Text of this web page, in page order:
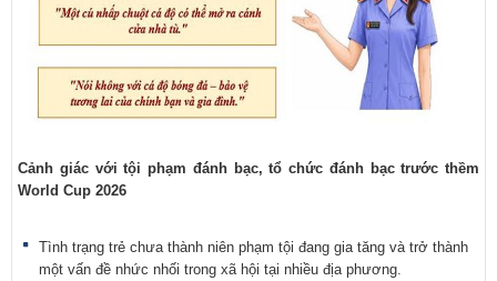
Cảnh giác với tội phạm đánh bạc, tổ chức đánh bạc trước thềm
World Cup 2026
Tình trạng trẻ chưa thành niên phạm tội đang gia tăng và trở thành
một vấn đề nhức nhối trong xã hội tại nhiều địa phương.